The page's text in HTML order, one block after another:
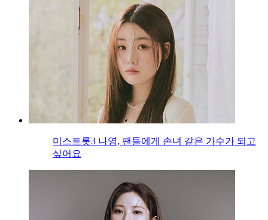
미스트롯3 나영, 팬들에게 손녀 같은 가수가 되고
싶어요